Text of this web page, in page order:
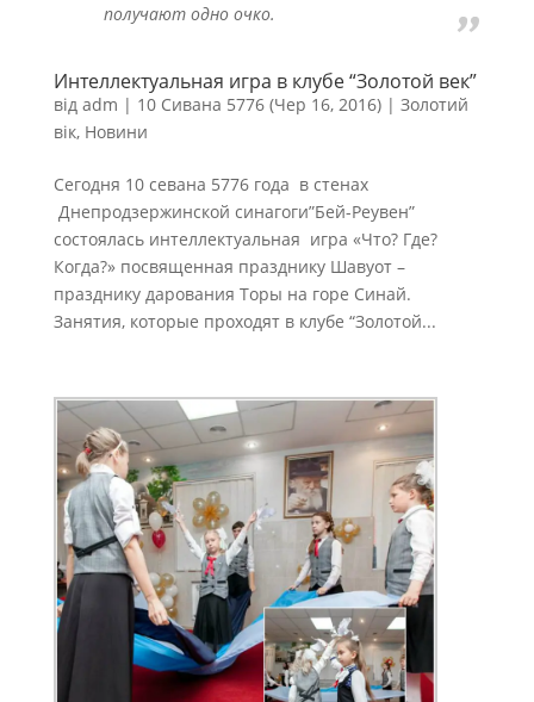
получают одно очко.
Интеллектуальная игра в клубе “Золотой век”
від adm | 10 Сивана 5776 (Чер 16, 2016)| Золотий
вік, Новини
Сегодня 10 севана 5776 года в стенах
Днепродзержинской синагоги”Бей-Реувен”
состоялась интеллектуальная игра «Что? Где?
Когда?» посвященная празднику Шавуот –
празднику дарования Торы на горе Синай.
Занятия, которые проходят в клубе “Золотой...